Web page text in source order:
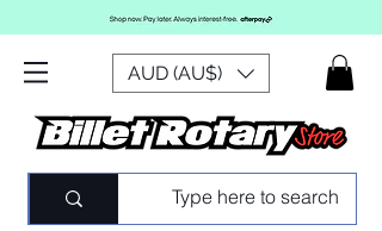
AUD (AU$)